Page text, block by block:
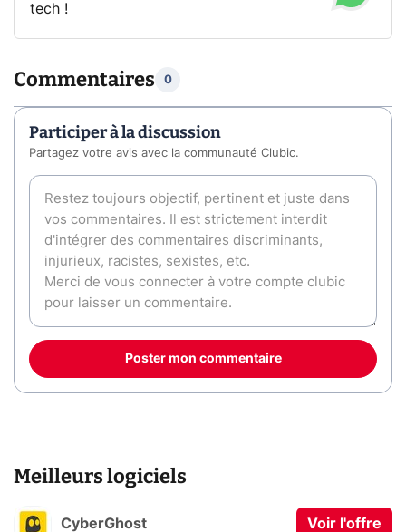
tech !
Commentaires 0
Participer à la discussion
Partagez votre avis avec la communauté Clubic.
Poster mon commentaire
Meilleurs logiciels
CyberGhost Voir l'offre